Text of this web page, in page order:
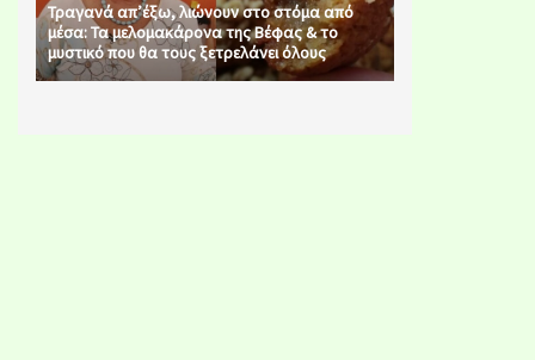
Τραγανά απ’έξω, λιώνουν στο στόμα από
μέσα: Τα μελομακάρονα της Βέφας & το
μυστικό που θα τους ξετρελάνει όλους